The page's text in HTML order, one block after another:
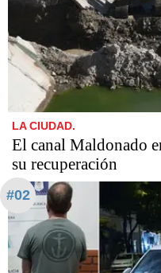
LA CIUDAD.
El canal Maldonado
su recuperación
#02